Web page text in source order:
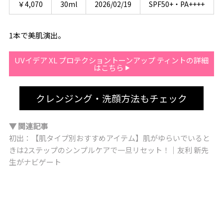
￥4,070
30ml 2026/02/19 SPF50+・PA++++
1本で美肌演出。
UVイデア XL プロテクショントーンアップ ティントの詳細
はこちら
クレンジング・洗顔方法もチェック
▼ 関連記事
初出：【肌タイプ別おすすめアイテム】肌がゆらいでいると
きは2ステップのシンプルケアで一旦リセット！｜友利 新先
生がナビゲート